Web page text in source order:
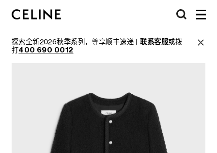
探索全新2026秋季系列，尊享顺丰速递 |联系客服或拨
打400 690 0012